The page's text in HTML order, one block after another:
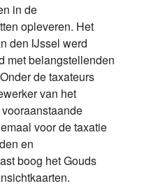
in de
opleveren. Het
den IJssel werd
met belangstellenden
de taxateurs
van het
voor de taxatie
en
boog het Gouds